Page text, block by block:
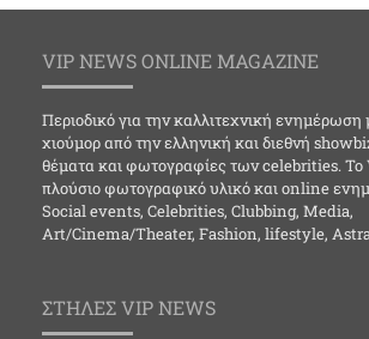
VIP NEWS ONLINE MAGAZINE
Περιοδικό για την καλλιτεχνική ενημέρωση
χιούμορ από την ελληνική και διεθνή
θέματα και φωτογραφίες των celebrities. Το
πλούσιο φωτογραφικό υλικό και online
Social events, Celebrities, Clubbing, Media,
Art/Cinema/Theater, Fashion, lifestyle,
ΣΤΗΛΕΣ VIP NEWS